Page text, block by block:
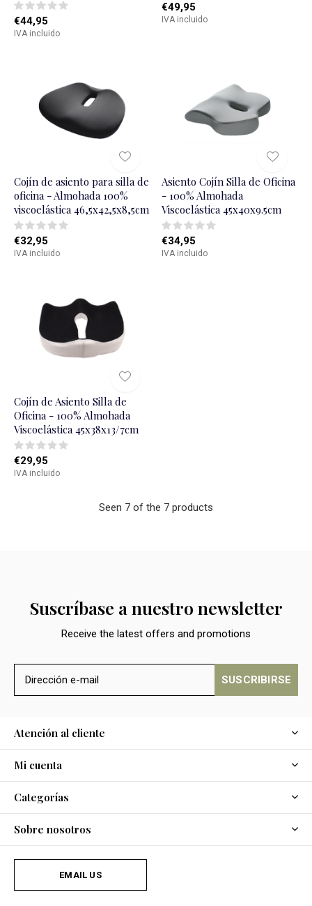
€44,95
IVA incluido
€49,95
IVA incluido
Cojín de asiento para silla de
oficina - Almohada 100%
viscoelástica 46,5x42,5x8,5cm
€32,95
IVA incluido
Asiento Cojín Silla de Oficina
- 100% Almohada
Viscoelástica 45x40x9.5cm
€34,95
IVA incluido
Cojín de Asiento Silla de
Oficina - 100% Almohada
Viscoelástica 45x38x13/7cm
€29,95
IVA incluido
Seen 7 of the 7 products
Suscríbase a nuestro newsletter
Receive the latest offers and promotions
SUSCRIBIRSE
Atención al cliente
Mi cuenta
Categorías
Sobre nosotros
EMAIL US